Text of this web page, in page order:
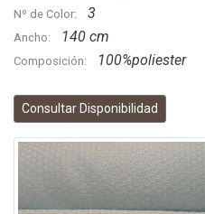
Nº de Color: 3
Ancho: 140 cm
Composición: 100%poliester
Consultar Disponibilidad